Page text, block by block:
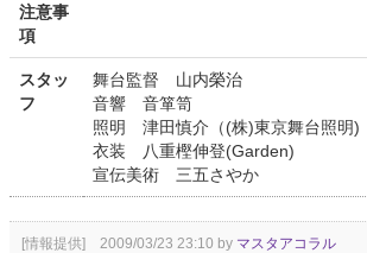
注意事
項
スタッ
フ
舞台監督 山内榮治
音響 音箪笥
照明 津田慎介（(株)東京舞台照明)
衣装 八重樫伸登(Garden)
宣伝美術 三五さやか
[情報提供] 2009/03/23 23:10 by マスタアコラル